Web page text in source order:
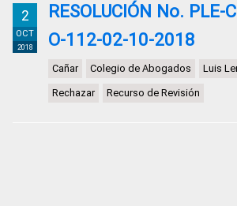
2
OCT
2018
RESOLUCIÓN No. PLE-
O-112-02-10-2018
Cañar Colegio de Abogados Luis
Rechazar Recurso de Revisión